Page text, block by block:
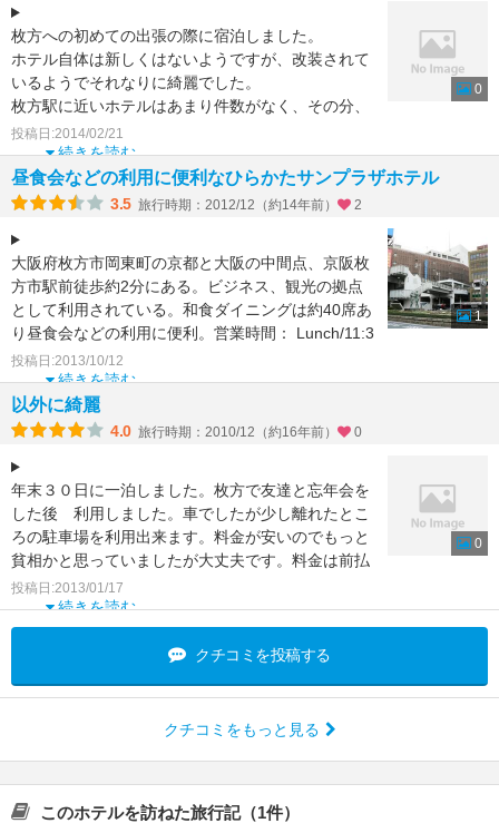
枚方への初めての出張の際に宿泊しました。
ホテル自体は新しくはないようですが、改装されて
いるようでそれなりに綺麗でした。
枚方駅に近いホテルはあまり件数がなく、その分、
値段も少し高めのような気がし
続きを読む
投稿日:2014/02/21
0
昼食会などの利用に便利なひらかたサンプラザホテル
3.5 旅行時期：2012/12（約14年前） 2
大阪府枚方市岡東町の京都と大阪の中間点、京阪枚
方市駅前徒歩約2分にある。ビジネス、観光の拠点
として利用されている。和食ダイニングは約40席あ
り昼食会などの利用に便利。営業時間： Lunch/11:3
0
続きを読む
投稿日:2013/10/12
1
以外に綺麗
4.0 旅行時期：2010/12（約16年前） 0
年末３０日に一泊しました。枚方で友達と忘年会を
した後 利用しました。車でしたが少し離れたとこ
ろの駐車場を利用出来ます。料金が安いのでもっと
貧相かと思っていましたが大丈夫です。料金は前払
いです。カードは
続きを読む
投稿日:2013/01/17
0
クチコミを投稿する
クチコミをもっと見る
このホテルを訪ねた旅行記（1件）